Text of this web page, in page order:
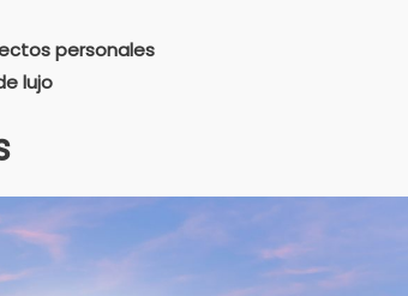
personales
lujo